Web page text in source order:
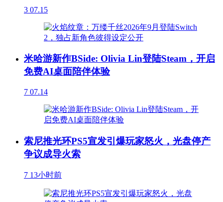
3 07.15
米哈游新作BSide: Olivia Lin登陆Steam，开启
免费AI桌面陪伴体验
7 07.14
索尼推光环PS5宣发引爆玩家怒火，光盘停产
争议成导火索
7 13小时前